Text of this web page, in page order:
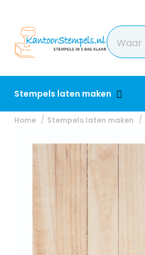
Stempels laten maken
Home Stempels laten maken